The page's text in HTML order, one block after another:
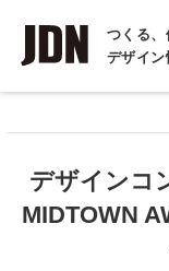
つくる
デザイン
インタビュー
デザインコ
MIDTOWN